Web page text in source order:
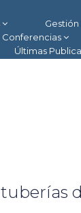
Conferencias
Últimas